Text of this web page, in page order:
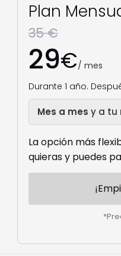
Plan
35 €
29€/ mes
Durante 1 año.
Mes a mes y a tu
La opción más
quieras y puedes